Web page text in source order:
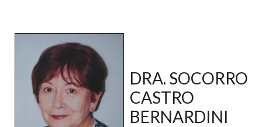
DRA. SOCORRO
CASTRO
BERNARDINI